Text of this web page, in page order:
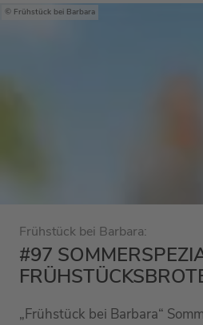
Frühstück bei Barbara
Frühstück bei Barbara:
#97
„Frühstück bei Barbara“